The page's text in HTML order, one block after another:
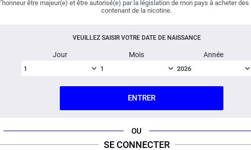
l’honneur être majeur(e) et être autorisé(e) par la législation de mon pays à acheter des
contenant de la nicotine.
VEUILLEZ SAISIR VOTRE DATE DE NAISSANCE
Jour Mois Année
ENTRER
OU
SE CONNECTER
un hit important et une production de vapeur
raisonnable.
FICHE TECHNIQUE QUESTION / RÉPONSE